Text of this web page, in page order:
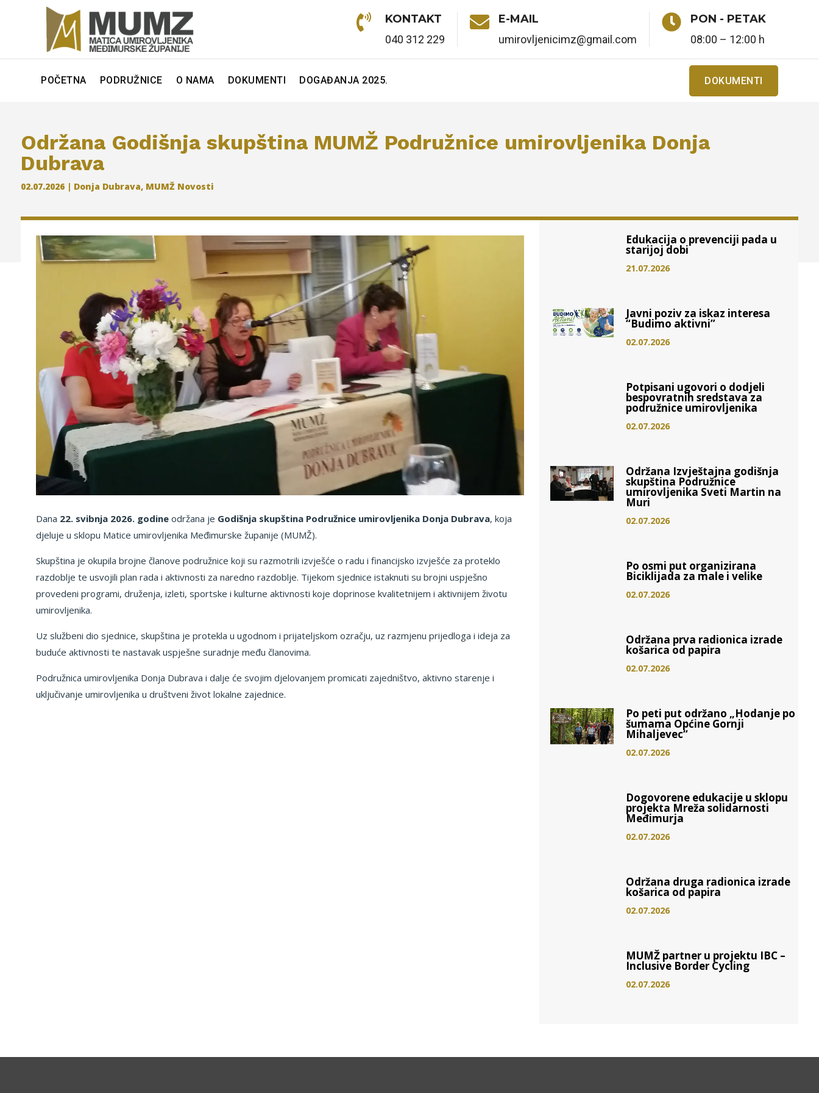
 KONTAKT
040 312 229
 E-MAIL
umirovljenicimz@gmail.com
 PON - PETAK
08:00 – 12:00 h
POČETNA PODRUŽNICE O NAMA DOKUMENTI DOGAĐANJA 2025. DOKUMENTI
Održana Godišnja skupština MUMŽ Podružnice umirovljenika Donja
Dubrava
02.07.2026| Donja Dubrava, MUMŽ Novosti
Dana 22. svibnja 2026. godineodržana je Godišnja skupština Podružnice umirovljenika Donja Dubrava, koja
djeluje u sklopu Matice umirovljenika Međimurske županije (MUMŽ).
Skupština je okupila brojne članove podružnice koji su razmotrili izvješće o radu i financijsko izvješće za proteklo
razdoblje te usvojili plan rada i aktivnosti za naredno razdoblje. Tijekom sjednice istaknuti su brojni uspješno
provedeni programi, druženja, izleti, sportske i kulturne aktivnosti koje doprinose kvalitetnijem i aktivnijem životu
umirovljenika.
Uz službeni dio sjednice, skupština je protekla u ugodnom i prijateljskom ozračju, uz razmjenu prijedloga i ideja za
buduće aktivnosti te nastavak uspješne suradnje među članovima.
Podružnica umirovljenika Donja Dubrava i dalje će svojim djelovanjem promicati zajedništvo, aktivno starenje i
uključivanje umirovljenika u društveni život lokalne zajednice.
Edukacija o prevenciji pada u
starijoj dobi
21.07.2026
Javni poziv za iskaz interesa
“Budimo aktivni”
02.07.2026
Potpisani ugovori o dodjeli
bespovratnih sredstava za
podružnice umirovljenika
02.07.2026
Održana Izvještajna godišnja
skupština Podružnice
umirovljenika Sveti Martin na
Muri
02.07.2026
Po osmi put organizirana
Biciklijada za male i velike
02.07.2026
Održana prva radionica izrade
košarica od papira
02.07.2026
Po peti put održano „Hodanje po
šumama Općine Gornji
Mihaljevec“
02.07.2026
Dogovorene edukacije u sklopu
projekta Mreža solidarnosti
Međimurja
02.07.2026
Održana druga radionica izrade
košarica od papira
02.07.2026
MUMŽ partner u projektu IBC –
Inclusive Border Cycling
02.07.2026